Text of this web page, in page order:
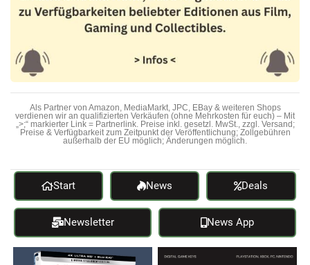
Als Partner von Amazon, MediaMarkt, JPC, EBay & weiteren Shops
verdienen wir an qualifizierten Verkäufen (ohne Mehrkosten für euch) – Mit
„>;“ markierter Link = Partnerlink. Preise inkl. gesetzl. MwSt., zzgl. Versand;
Preise & Verfügbarkeit zum Zeitpunkt der Veröffentlichung; Zollgebühren
außerhalb der EU möglich; Änderungen möglich.
Start News Deals
Newsletter News App